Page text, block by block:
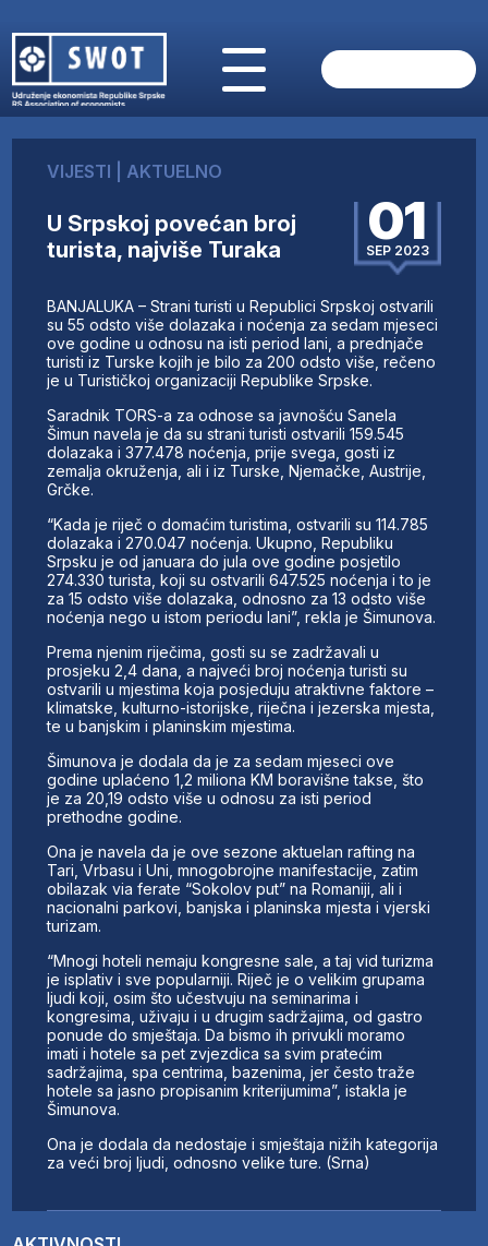
O NAMA
AKTUELNO
ANALIZE
FINANSIJE
IZ STRANIH MEDIJA
AKTIVNOSTI
SWOT INTERVJU
UČLANI SE
KONTAKT
VIJESTI AKTUELNO
U Srpskoj povećan broj
turista, najviše Turaka
01
SEP 2023
BANJALUKA – Strani turisti u Republici Srpskoj ostvarili
su 55 odsto više dolazaka i noćenja za sedam mjeseci
ove godine u odnosu na isti period lani, a prednjače
turisti iz Turske kojih je bilo za 200 odsto više, rečeno
je u Turističkoj organizaciji Republike Srpske.
Saradnik TORS-a za odnose sa javnošću Sanela
Šimun navela je da su strani turisti ostvarili 159.545
dolazaka i 377.478 noćenja, prije svega, gosti iz
zemalja okruženja, ali i iz Turske, Njemačke, Austrije,
Grčke.
“Kada je riječ o domaćim turistima, ostvarili su 114.785
dolazaka i 270.047 noćenja. Ukupno, Republiku
Srpsku je od januara do jula ove godine posjetilo
274.330 turista, koji su ostvarili 647.525 noćenja i to je
za 15 odsto više dolazaka, odnosno za 13 odsto više
noćenja nego u istom periodu lani”, rekla je Šimunova.
Prema njenim riječima, gosti su se zadržavali u
prosjeku 2,4 dana, a najveći broj noćenja turisti su
ostvarili u mjestima koja posjeduju atraktivne faktore –
klimatske, kulturno-istorijske, riječna i jezerska mjesta,
te u banjskim i planinskim mjestima.
Šimunova je dodala da je za sedam mjeseci ove
godine uplaćeno 1,2 miliona KM boravišne takse, što
je za 20,19 odsto više u odnosu za isti period
prethodne godine.
Ona je navela da je ove sezone aktuelan rafting na
Tari, Vrbasu i Uni, mnogobrojne manifestacije, zatim
obilazak via ferate “Sokolov put” na Romaniji, ali i
nacionalni parkovi, banjska i planinska mjesta i vjerski
turizam.
“Mnogi hoteli nemaju kongresne sale, a taj vid turizma
je isplativ i sve popularniji. Riječ je o velikim grupama
ljudi koji, osim što učestvuju na seminarima i
kongresima, uživaju i u drugim sadržajima, od gastro
ponude do smještaja. Da bismo ih privukli moramo
imati i hotele sa pet zvjezdica sa svim pratećim
sadržajima, spa centrima, bazenima, jer često traže
hotele sa jasno propisanim kriterijumima”, istakla je
Šimunova.
Ona je dodala da nedostaje i smještaja nižih kategorija
za veći broj ljudi, odnosno velike ture. (Srna)